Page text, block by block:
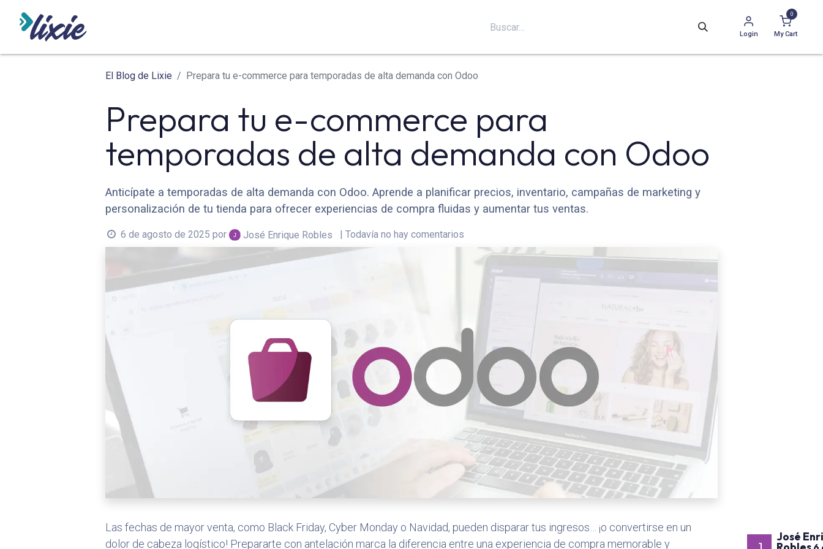
Login
0
My Cart
El Blog de Lixie Prepara tu e-commerce para temporadas de alta demanda con Odoo
Prepara tu e-commerce para
temporadas de alta demanda con Odoo
Anticípate a temporadas de alta demanda con Odoo. Aprende a planificar precios, inventario, campañas de marketing y
personalización de tu tienda para ofrecer experiencias de compra fluidas y aumentar tus ventas.
6 de agosto de 2025 por José Enrique Robles | Todavía no hay comentarios
Las fechas de mayor venta, como Black Friday, Cyber Monday o Navidad, pueden disparar tus ingresos… ¡o convertirse en un
dolor de cabeza logístico! Prepararte con antelación marca la diferencia entre una experiencia de compra memorable y
José